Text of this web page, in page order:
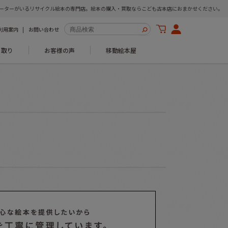
ターがいるリサイクル絵本の専門店。絵本の購入・買取ならこども古本店におまかせください。
用案内 お問い合わせ
り お客様の声 移動絵本屋